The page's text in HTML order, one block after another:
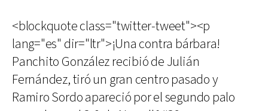
<blockquote class="twitter-tweet"><p
lang="es" dir="ltr">¡Una contra bárbara!
Panchito González recibió de Julián
Fernández, tiró un gran centro pasado y
Ramiro Sordo apareció por el segundo palo